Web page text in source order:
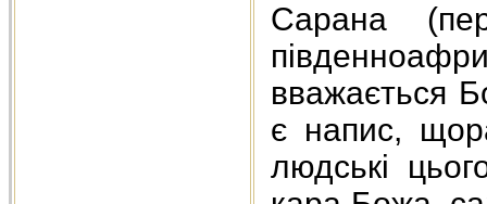
Сарана
вважається
є напис,
людські